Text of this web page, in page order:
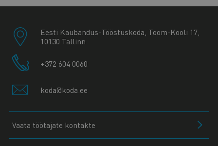
Eesti Kaubandus-Tööstuskoda, Toom-Kooli 17,
10130 Tallinn
+372 604 0060
koda@koda.ee
Vaata töötajate kontakte